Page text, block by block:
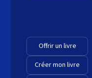
Offrir un livre
Créer mon livre